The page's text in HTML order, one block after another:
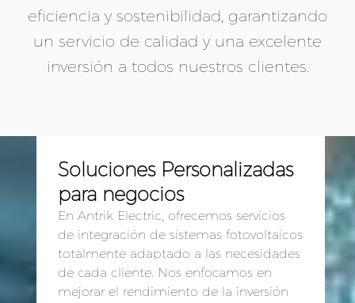
eficiencia y sostenibilidad, garantizando
un servicio de calidad y una excelente
inversión a todos nuestros clientes.
Soluciones Personalizadas
para negocios
En Antrik Electric, ofrecemos servicios
de integración de sistemas fotovoltaicos
totalmente adaptado a las necesidades
de cada cliente. Nos enfocamos en
mejorar el rendimiento de la inversión